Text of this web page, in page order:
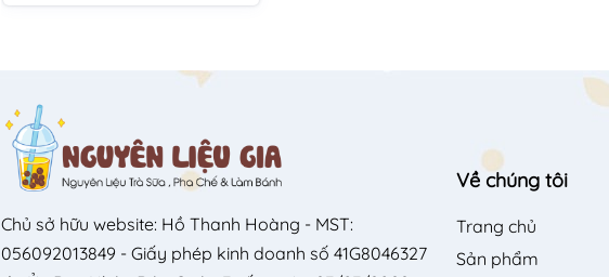
Chủ sở hữu website: Hồ Thanh Hoàng - MST:
056092013849 - Giấy phép kinh doanh số 41G8046327
Về chúng tôi
Trang chủ
Sản phẩm